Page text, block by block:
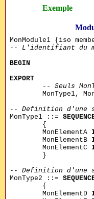
Exemple
MonModule1 {iso
-- L'identifiant du
BEGIN
EXPORT
-- Seuls
MonType1,
-- Definition d'une
MonType1 ::=
{
MonElementA
MonElementB
MonElementC
}
-- Definition d'une
MonType2 ::=
{
MonElementD